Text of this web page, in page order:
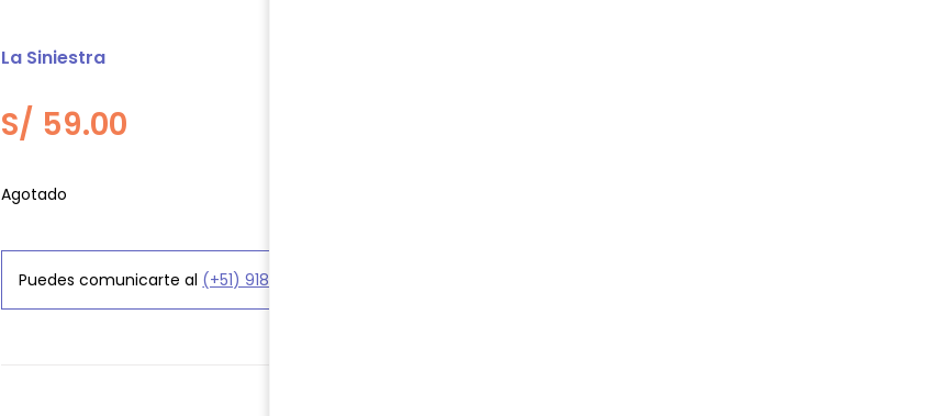
La Siniestra
S/ 59.00
Agotado
Puedes comunicarte al (+51) 918 519 906